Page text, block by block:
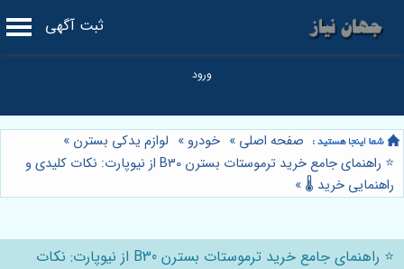
ثبت آگهی
صفحه اصلی » خودرو » لوازم یدکی بسترن »
⭐️ راهنمای جامع خرید ترموستات بسترن B30 از نیوپارت: نکات کلیدی و
راهنمایی خرید 🌡️ »
⭐️ راهنمای جامع خرید ترموستات بسترن B30 از نیوپارت: نکات